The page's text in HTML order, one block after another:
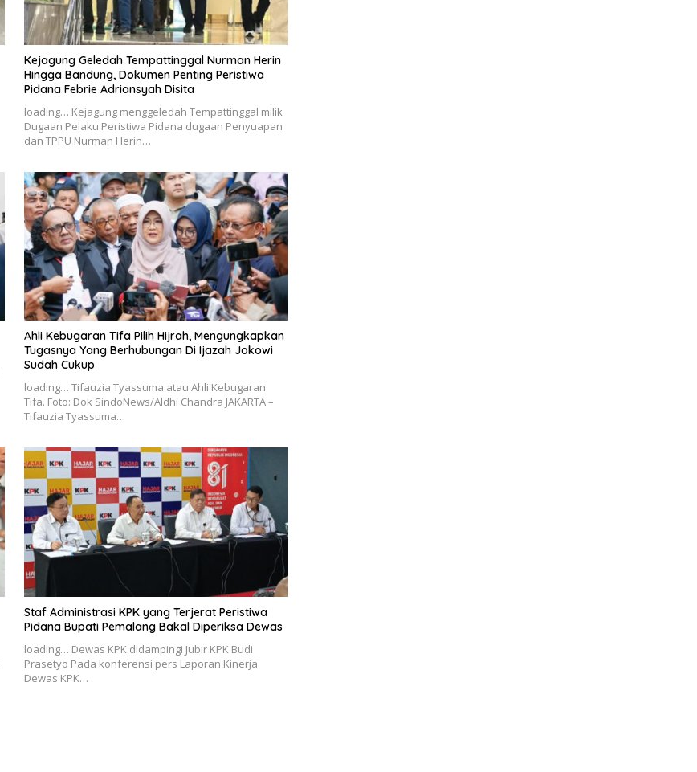
Kejagung Geledah Tempattinggal Nurman Herin
Hingga Bandung, Dokumen Penting Peristiwa
Pidana Febrie Adriansyah Disita
loading… Kejagung menggeledah Tempattinggal milik
Dugaan Pelaku Peristiwa Pidana dugaan Penyuapan
dan TPPU Nurman Herin…
Ahli Kebugaran Tifa Pilih Hijrah, Mengungkapkan
Tugasnya Yang Berhubungan Di Ijazah Jokowi
Sudah Cukup
loading… Tifauzia Tyassuma atau Ahli Kebugaran
Tifa. Foto: Dok SindoNews/Aldhi Chandra JAKARTA –
Tifauzia Tyassuma…
Staf Administrasi KPK yang Terjerat Peristiwa
Pidana Bupati Pemalang Bakal Diperiksa Dewas
loading… Dewas KPK didampingi Jubir KPK Budi
Prasetyo Pada konferensi pers Laporan Kinerja
Dewas KPK…